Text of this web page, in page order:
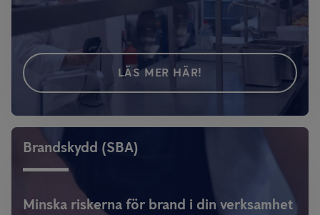
LÄS MER HÄR!
Brandskydd (SBA)
Minska riskerna för brand i din verksamhet